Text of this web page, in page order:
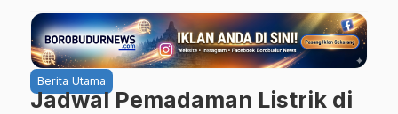
Berita Utama
Jadwal Pemadaman Listrik di